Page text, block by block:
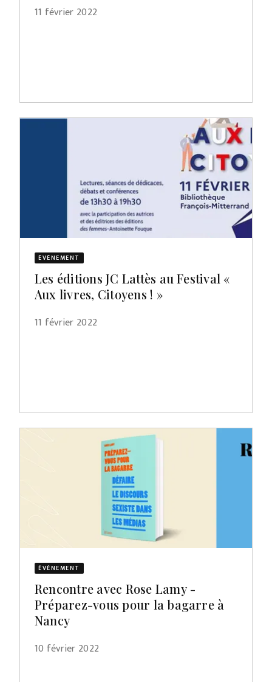
11 février 2022
ÉVÈNEMENT
Les éditions JC Lattès au Festival «
Aux livres, Citoyens ! »
11 février 2022
ÉVÈNEMENT
Rencontre avec Rose Lamy -
Préparez-vous pour la bagarre à
Nancy
10 février 2022